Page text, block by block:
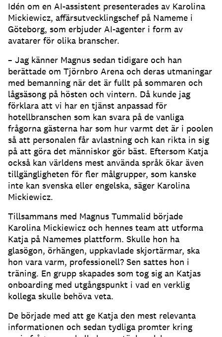
Idén om en AI-assistent presenterades av Karolina
Mickiewicz, affärsutvecklingschef på Nameme i
Göteborg, som erbjuder AI-agenter i form av
avatarer för olika branscher.
– Jag känner Magnus sedan tidigare och han
berättade om Tjörnbro Arena och deras utmaningar
med bemanning när det är fullt på sommaren och
lågsäsong på hösten och vintern. Då kunde jag
förklara att vi har en tjänst anpassad för
hotellbranschen som kan svara på de vanliga
frågorna gästerna har som hur varmt det är i poolen
så att personalen får avlastning och kan rikta in sig
på att göra det människor gör bäst. Eftersom Katja
också kan världens mest använda språk ökar även
tillgängligheten för fler målgrupper, som kanske
inte kan svenska eller engelska, säger Karolina
Mickiewicz.
Tillsammans med Magnus Tummalid började
Karolina Mickiewicz och hennes team att utforma
Katja på Namemes plattform. Skulle hon ha
glasögon, örhängen, uppkavlade skjortärmar, ska
hon vara varm, professionell? Sen sattes hon i
träning. En grupp skapades som tog sig an Katjas
onboarding med utgångspunkt i vad en verklig
kollega skulle behöva veta.
De började med att ge Katja den mest relevanta
informationen och sedan tydliga promter kring